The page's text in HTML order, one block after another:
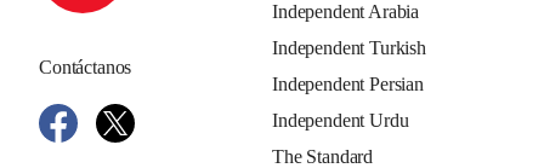
Contáctanos
Independent Arabia
Independent Turkish
Independent Persian
Independent Urdu
The Standard